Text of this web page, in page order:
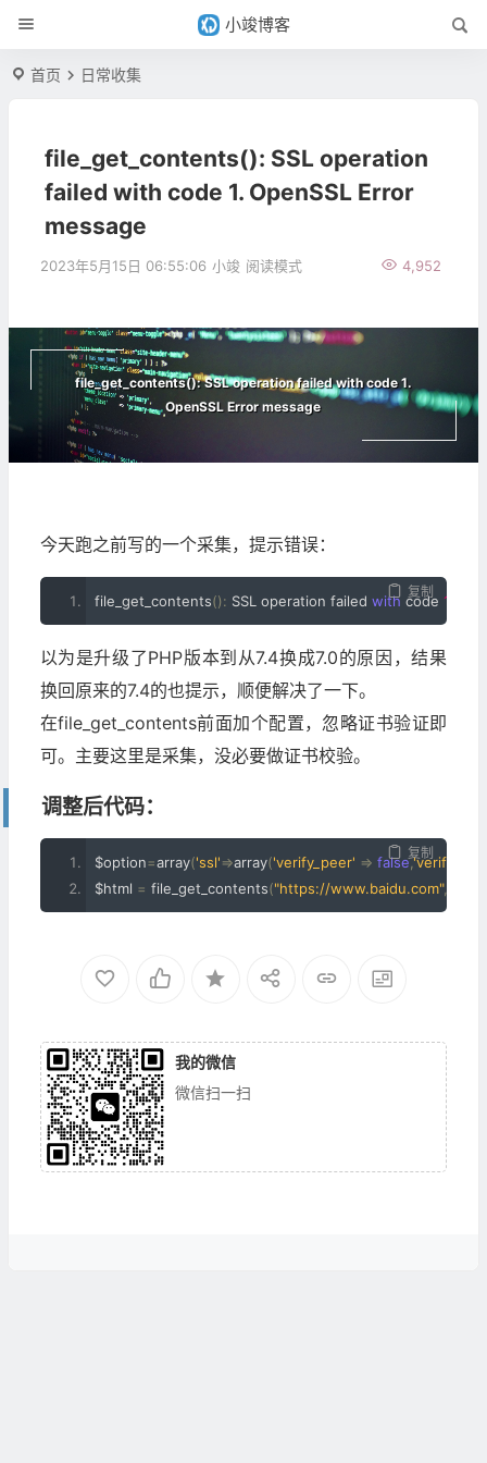
小竣博客
首页 日常收集
file_get_contents(): SSL operation
failed with code 1. OpenSSL Error
message
2023年5月15日 06:55:06 小竣 4,952
阅读模式
file_get_contents(): SSL operation failed with code 1.
OpenSSL Error message
今天跑之前写的一个采集，提示错误：
复制
file_get_contents(): SSL operation failed with code 1.
以为是升级了PHP版本到从7.4换成7.0的原因，结果
换回原来的7.4的也提示，顺便解决了一下。
在file_get_contents前面加个配置，忽略证书验证即
可。主要这里是采集，没必要做证书校验。
调整后代码：
复制
$option=array('ssl'=>array('verify_peer' => false,
$html = file_get_contents("https://www.baidu.com",
我的微信
微信扫一扫